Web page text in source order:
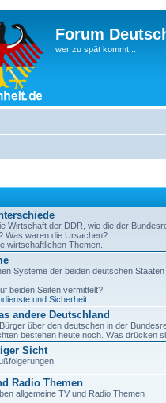
Forum
wer zu spät kommt...
Wirtschaft der DDR, wie die der
Was waren die Ursachen?
wirtschaftlichen Themen.
Systeme der beiden deutschen
beiden Seiten vermittelt?
und Sicherheit
andere Deutschland
über den deutschen in der
bestehen heute noch. Was drücken
Sicht
Radio Themen
allgemeine TV und Radio Themen